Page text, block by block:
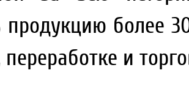
продукцию более
и